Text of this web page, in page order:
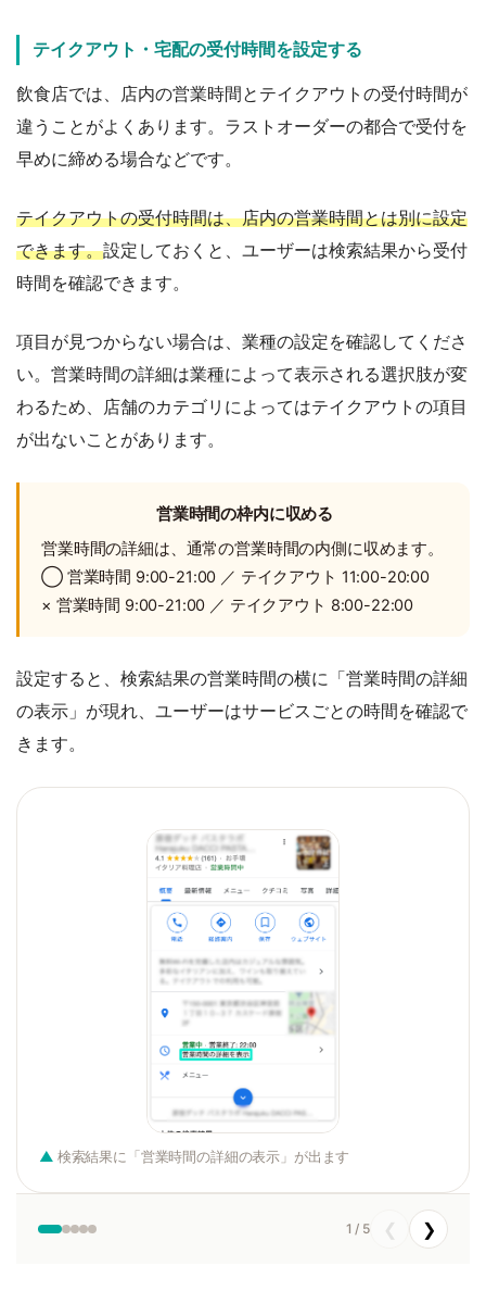
テイクアウト・宅配の受付時間を設定する
飲食店では、店内の営業時間とテイクアウトの受付時間が
違うことがよくあります。ラストオーダーの都合で受付を
早めに締める場合などです。
テイクアウトの受付時間は、店内の営業時間とは別に設定
できます。設定しておくと、ユーザーは検索結果から受付
時間を確認できます。
項目が見つからない場合は、業種の設定を確認してくださ
い。営業時間の詳細は業種によって表示される選択肢が変
わるため、店舗のカテゴリによってはテイクアウトの項目
が出ないことがあります。
営業時間の枠内に収める
営業時間の詳細は、通常の営業時間の内側に収めます。
◯ 営業時間 9:00-21:00 ／ テイクアウト 11:00-20:00
× 営業時間 9:00-21:00 ／ テイクアウト 8:00-22:00
設定すると、検索結果の営業時間の横に「営業時間の詳細
の表示」が現れ、ユーザーはサービスごとの時間を確認で
きます。
検索結果に「営業時間の詳細の表示」が出ます
1 / 5 ❮ ❯